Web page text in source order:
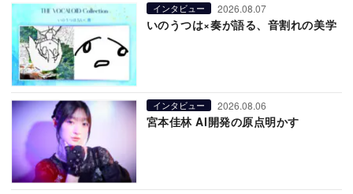
インタビュー 2026.08.07
いのうつは×奏が語る、音割れの美学
インタビュー 2026.08.06
宮本佳林 AI開発の原点明かす